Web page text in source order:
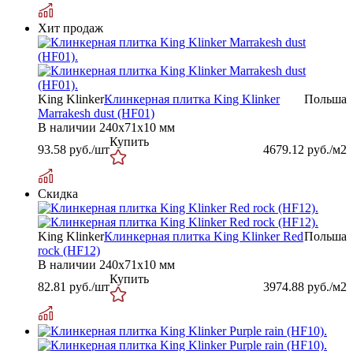
Хит продаж
King Klinker Польша
Клинкерная плитка King Klinker
Marrakesh dust (HF01)
В наличии 240х71х10 мм
93.58 руб./шт 4679.12 руб./м2
Купить
Скидка
King Klinker Польша
Клинкерная плитка King Klinker Red
rock (HF12)
В наличии 240х71х10 мм
82.81 руб./шт 3974.88 руб./м2
Купить